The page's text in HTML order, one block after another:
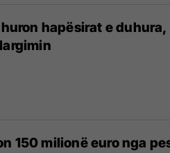
hapësirat e
150 milionë euro nga